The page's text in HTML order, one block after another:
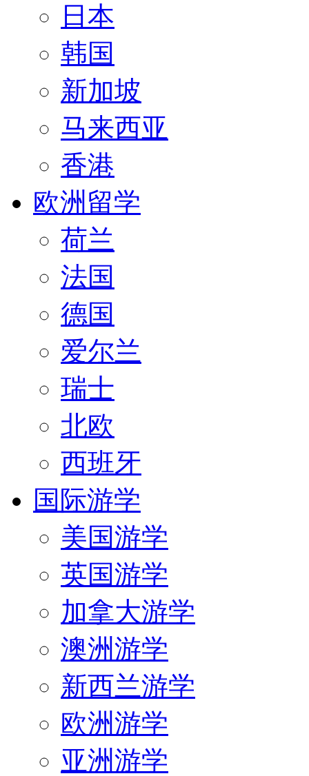
日本
韩国
新加坡
马来西亚
香港
欧洲留学
荷兰
法国
德国
爱尔兰
瑞士
北欧
西班牙
国际游学
美国游学
英国游学
加拿大游学
澳洲游学
新西兰游学
欧洲游学
亚洲游学